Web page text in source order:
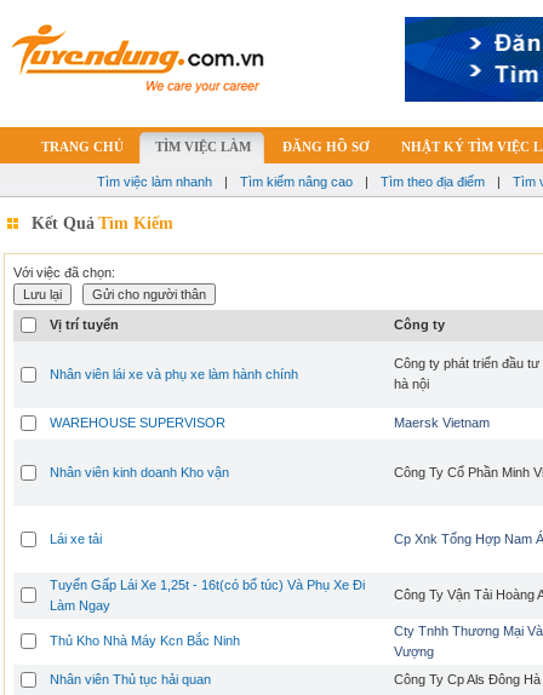
TRANG CHỦ TÌM VIỆC LÀM ĐĂNG HỒ SƠ NHẬT KÝ TÌM VIỆC
Tìm việc làm nhanh | Tìm kiếm nâng cao | Tìm theo địa điểm | Tìm
Kết Quả Tìm Kiếm
Với việc đã chọn:
Vị trí tuyển Công ty
Nhân viên lái xe và phụ xe làm hành chính
Công ty phát triển đầu
hà nội
WAREHOUSE SUPERVISOR Maersk Vietnam
Nhân viên kinh doanh Kho vận Công Ty Cổ Phần Minh
Lái xe tải Cp Xnk Tổng Hợp Nam Á
Tuyển Gấp Lái Xe 1,25t - 16t(có bổ túc) Và Phụ Xe Đi
Làm Ngay
Công Ty Vận Tải Hoàng
Thủ Kho Nhà Máy Kcn Bắc Ninh
Cty Tnhh Thương Mại
Vượng
Nhân viên Thủ tục hải quan
Công Ty Cp Als Đông Hà